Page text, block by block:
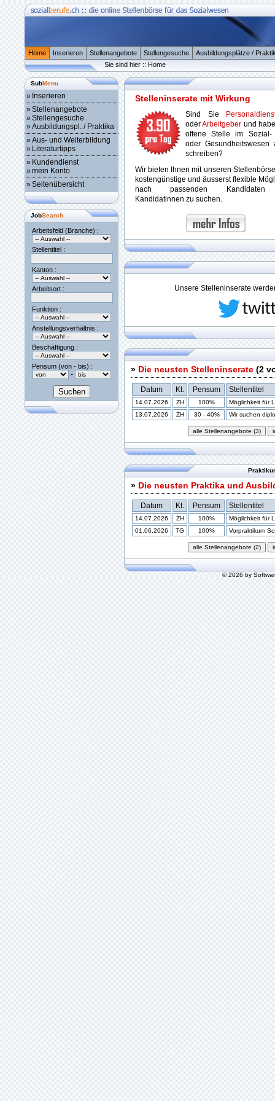
Home Inserieren Stellenangebote Stellengesuche
Ausbildungsplätze /
Sie sind hier :: Home
SubMenu
» Inserieren
»Stellenangebote
»Stellengesuche
»Ausbildungspl. / Praktika
»Aus- und Weiterbildung
» Literaturtipps
» Kundendienst
»mein Konto
»Seitenübersicht
JobSearch
Arbeitsfeld (Branche) :
Stellentitel :
Kanton :
Arbeitsort :
Funktion :
Anstellungsverhältnis :
Beschäftigung :
Pensum (von - bis) :
-
Stelleninserate mit Wirkung
Sind Sie
oderArbeitgeber und
offene Stelle im
oder Gesundheitswesen
schreiben?
Wir bieten Ihnen mit unseren
kostengünstige und äusserst flexible
nach passenden
Kandidatinnen zu suchen.
Unsere Stelleninserate
» Die neusten Stelleninserate (2
Datum Kt. Pensum Stellentitel
14.07.2026 ZH 100%
Möglichkeit für
13.07.2026
ZH 30 - 40% Wir suchen
» Die neusten Praktika und
Datum Kt. Pensum Stellentitel
14.07.2026 ZH 100%
Möglichkeit für
01.06.2026
TG 100% Vorpraktikum
© 2026 by